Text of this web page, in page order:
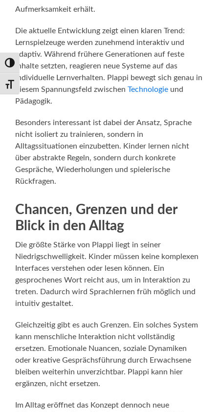
Umschalten auf hohe Kontraste
Schrift vergrößern
Aufmerksamkeit erhält.
Die aktuelle Entwicklung zeigt einen klaren Trend:
Lernspielzeuge werden zunehmend interaktiv und
adaptiv. Während frühere Generationen auf feste
Inhalte setzten, reagieren neue Systeme auf das
individuelle Lernverhalten. Plappi bewegt sich genau in
diesem Spannungsfeld zwischenTechnologie und
Pädagogik.
Besonders interessant ist dabei der Ansatz, Sprache
nicht isoliert zu trainieren, sondern in
Alltagssituationen einzubetten. Kinder lernen nicht
über abstrakte Regeln, sondern durch konkrete
Gespräche, Wiederholungen und spielerische
Rückfragen.
Chancen, Grenzen und der
Blick in den Alltag
Die größte Stärke von Plappi liegt in seiner
Niedrigschwelligkeit. Kinder müssen keine komplexen
Interfaces verstehen oder lesen können. Ein
gesprochenes Wort reicht aus, um in Interaktion zu
treten. Dadurch wird Sprachlernen früh möglich und
intuitiv gestaltet.
Gleichzeitig gibt es auch Grenzen. Ein solches System
kann menschliche Interaktion nicht vollständig
ersetzen. Emotionale Nuancen, soziale Dynamiken
oder kreative Gesprächsführung durch Erwachsene
bleiben weiterhin unverzichtbar. Plappi kann hier
ergänzen, nicht ersetzen.
Im Alltag eröffnet das Konzept dennoch neue